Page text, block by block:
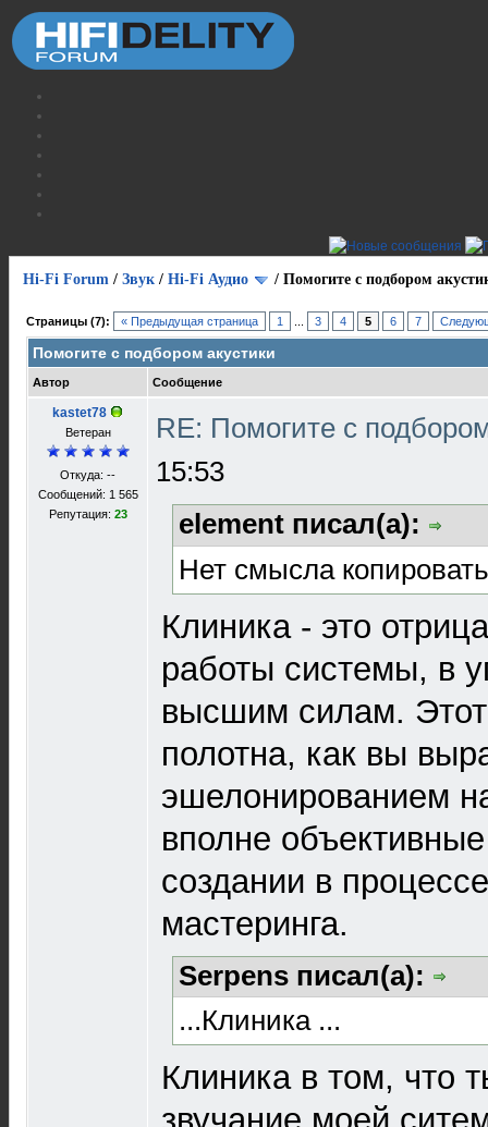
Hi-Fi Forum / Звук / Hi-Fi Аудио / Помогите с подбором
Страницы (7): « Предыдущая страница 1 3 4 5 6 7
Помогите с подбором акустики
Автор Сообщение
kastet78
Ветеран
Откуда: --
Сообщений: 1 565
Репутация: 23
RE: Помогите с
15:53
element писал(а):
Нет смысла
Клиника - это
работы системы, в
высшим силам.
полотна, как вы
эшелонированием
вполне
создании в
мастеринга.
Serpens писал(а):
...Клиника ...
Клиника в том, что